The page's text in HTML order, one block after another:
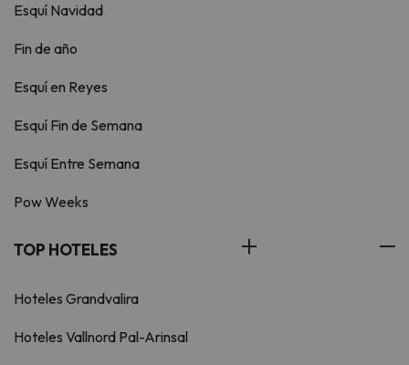
Esquí Navidad
Fin de año
Esquí en Reyes
Esquí Fin de Semana
Esquí Entre Semana
Pow Weeks
TOP HOTELES
Hoteles Grandvalira
Hoteles Vallnord Pal-Arinsal